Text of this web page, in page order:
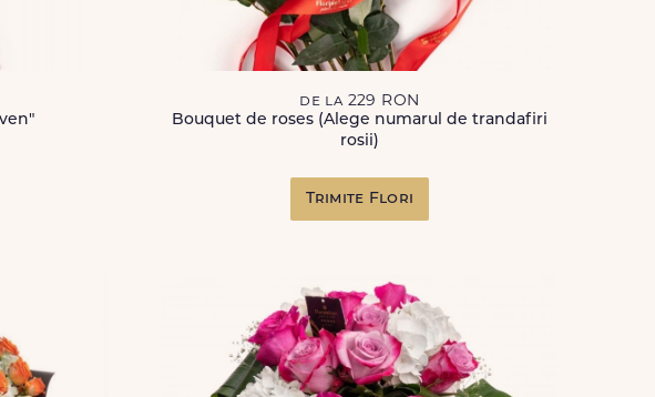
de la 229 RON
Bouquet de roses (Alege numarul de trandafiri
rosii)
Trimite Flori